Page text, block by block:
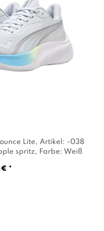
Lite, Artikel: -038
spritz, Farbe: Weiß
€ *